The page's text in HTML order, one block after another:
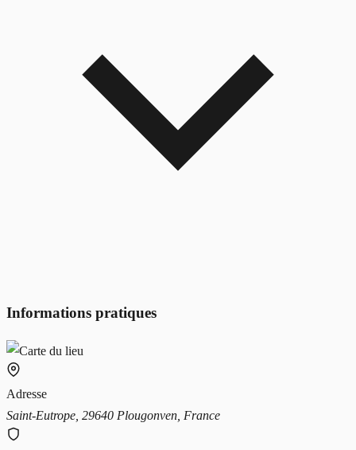
Informations pratiques
Adresse
Saint-Eutrope, 29640 Plougonven, France